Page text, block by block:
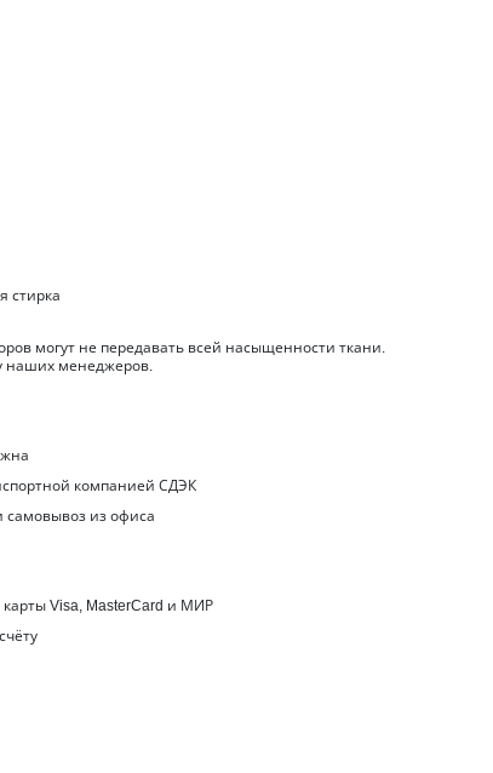
стирка
могут не передавать всей насыщенности ткани.
наших менеджеров.
компанией СДЭК
самовывоз из офиса
Visa, MasterCard и МИР